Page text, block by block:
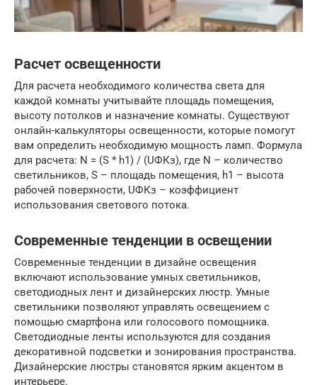
Расчет освещенности
Для расчета необходимого количества света для
каждой комнаты учитывайте площадь помещения,
высоту потолков и назначение комнаты. Существуют
онлайн-калькуляторы освещенности, которые помогут
вам определить необходимую мощность ламп. Формула
для расчета: N = (S * h1) / (UФКз), где N – количество
светильников, S – площадь помещения, h1 – высота
рабочей поверхности, UФКз – коэффициент
использования светового потока.
Современные тенденции в освещении
Современные тенденции в дизайне освещения
включают использование умных светильников,
светодиодных лент и дизайнерских люстр. Умные
светильники позволяют управлять освещением с
помощью смартфона или голосового помощника.
Светодиодные ленты используются для создания
декоративной подсветки и зонирования пространства.
Дизайнерские люстры становятся ярким акцентом в
интерьере.